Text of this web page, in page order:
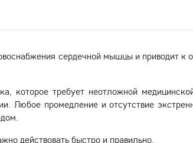
сердечной мышцы и приводит к
которое требует неотложной
Любое промедление и отсутствие
действовать быстро и правильно.